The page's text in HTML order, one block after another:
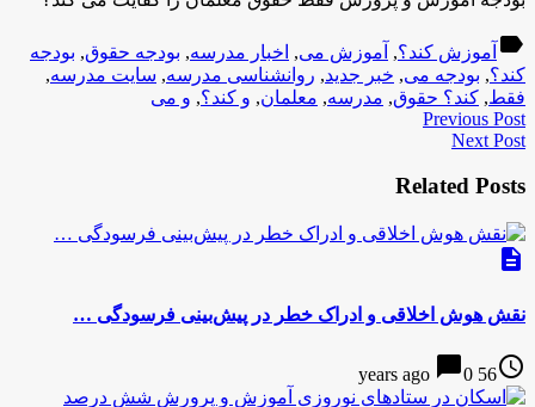
label آموزش کند؟, آموزش می, اخبار مدرسه, بودجه حقوق, بودجه
کند؟, بودجه می, خبر جدید, روانشناسی مدرسه, سایت مدرسه,
فقط, کند؟ حقوق, مدرسه, معلمان, و کند؟, و می
Previous Post
Next Post
Related Posts
description
نقش هوش اخلاقی و ادراک خطر در پیش‌بینی فرسودگی …
access_time
56 years ago
chat_bubble0